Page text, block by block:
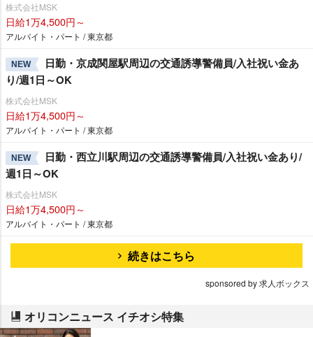
株式会社MSK
日給1万4,500円～
アルバイト・パート / 東京都
NEW
日勤・京成関屋駅周辺の交通誘導警備員/入社祝い金あ
り/週1日～OK
株式会社MSK
日給1万4,500円～
アルバイト・パート / 東京都
NEW
日勤・西立川駅周辺の交通誘導警備員/入社祝い金あり/
週1日～OK
株式会社MSK
日給1万4,500円～
アルバイト・パート / 東京都
続きはこちら
sponsored by 求人ボックス
オリコンニュース イチオシ特集